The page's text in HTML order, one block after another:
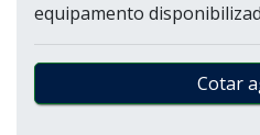
equipamento
Cotar